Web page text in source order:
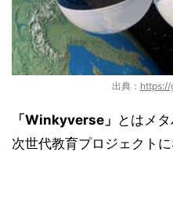
出典：
「Winkyverse」 とは メ
次世代教育プロジェクトに